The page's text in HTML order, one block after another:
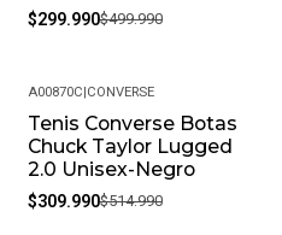
$299.990$499.990
-40%
A00870C|CONVERSE
Tenis Converse Botas
Chuck Taylor Lugged
2.0 Unisex-Negro
$309.990$514.990